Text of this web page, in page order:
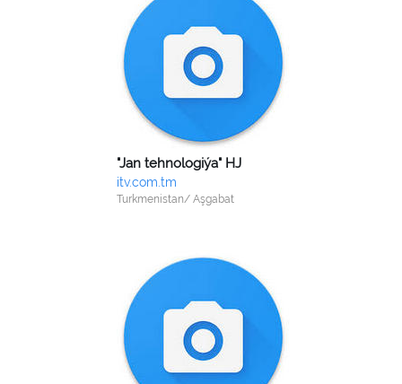
"Jan tehnologiýa" HJ
itv.com.tm
Turkmenistan/ Aşgabat